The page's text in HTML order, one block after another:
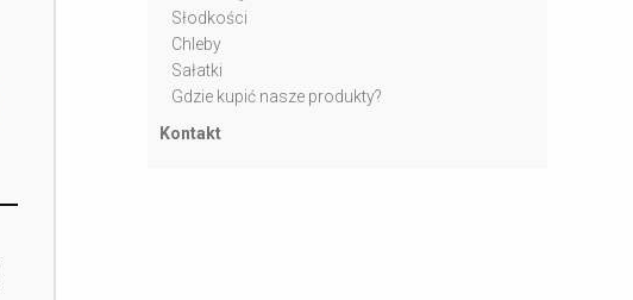
Słodkości
Chleby
Sałatki
Gdzie kupić nasze produkty?
Kontakt